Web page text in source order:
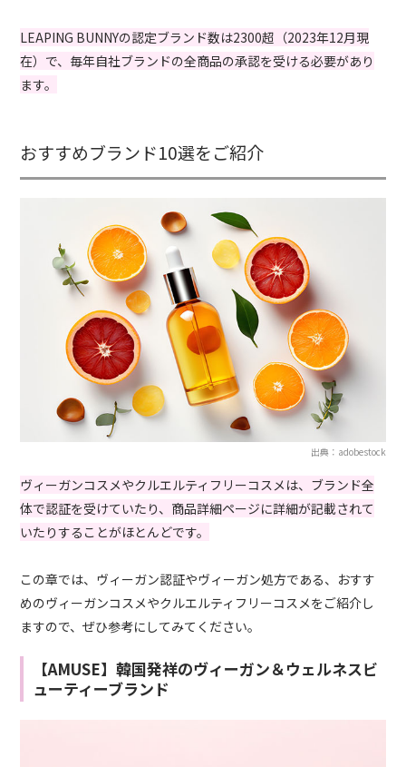
LEAPING BUNNYの認定ブランド数は2300超（2023年12月現
在）で、毎年自社ブランドの全商品の承認を受ける必要があり
ます。
おすすめブランド10選をご紹介
出典：adobestock
ヴィーガンコスメやクルエルティフリーコスメは、ブランド全
体で認証を受けていたり、商品詳細ページに詳細が記載されて
いたりすることがほとんどです。
この章では、ヴィーガン認証やヴィーガン処方である、おすす
めのヴィーガンコスメやクルエルティフリーコスメをご紹介し
ますので、ぜひ参考にしてみてください。
【AMUSE】韓国発祥のヴィーガン＆ウェルネスビ
ューティーブランド